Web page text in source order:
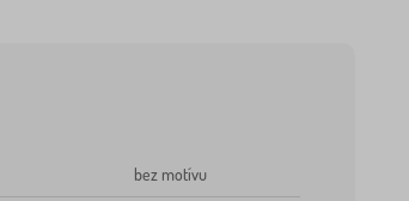
bez motívu